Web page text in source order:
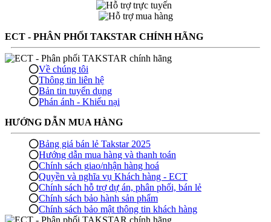
ECT - PHÂN PHỐI TAKSTAR CHÍNH HÃNG
Về chúng tôi
Thông tin liên hệ
Bản tin tuyển dụng
Phán ánh - Khiếu nại
HƯỚNG DẪN MUA HÀNG
Bảng giá bán lẻ Takstar 2025
Hướng dẫn mua hàng và thanh toán
Chính sách giao/nhận hàng hoá
Quyền và nghĩa vụ Khách hàng - ECT
Chính sách hỗ trợ dự án, phân phối, bán lẻ
Chính sách bảo hành sản phẩm
Chính sách bảo mật thông tin khách hàng